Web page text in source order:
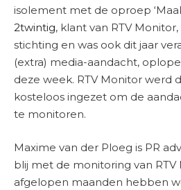
isolement met de oproep
2twintig, klant van RTV
stichting en was ook dit jaar
(extra) media-aandacht,
deze week. RTV Monitor werd
kosteloos ingezet om de
te monitoren.
Maxime van der Ploeg is PR
blij met de monitoring van RTV
afgelopen maanden hebben